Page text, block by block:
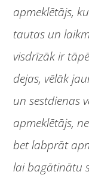
apmeklētājs,
tautas un
visdrīzāk ir
dejas, vēlāk
un sestdienas
apmeklētājs,
bet labprāt
lai bagātinātu